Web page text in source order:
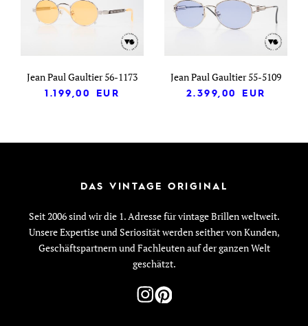
Jean Paul Gaultier 56-1173
1.199,00
EUR
Jean Paul Gaultier 55-5109
2.399,00
EUR
DAS VINTAGE ORIGINAL
Seit 2006 sind wir die 1. Adresse für vintage Brillen weltweit.
Unsere Expertise und Seriosität werden seither von Kunden,
Geschäftspartnern und Fachleuten auf der ganzen Welt
geschätzt.